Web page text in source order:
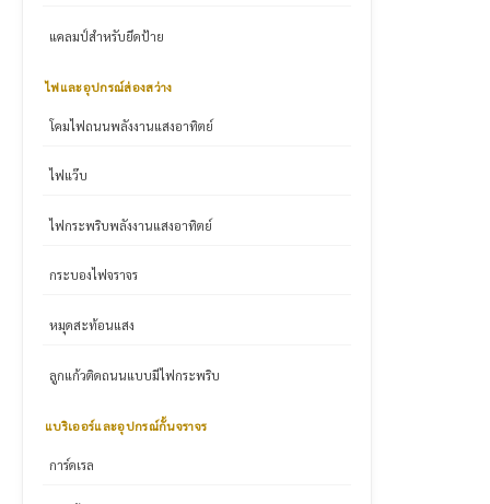
แคลมป์สำหรับยึดป้าย
ไฟและอุปกรณ์ส่องสว่าง
โคมไฟถนนพลังงานแสงอาทิตย์
ไฟแว๊บ
ไฟกระพริบพลังงานแสงอาทิตย์
กระบองไฟจราจร
หมุดสะท้อนแสง
ลูกแก้วติดถนนแบบมีไฟกระพริบ
แบริเออร์และอุปกรณ์กั้นจราจร
การ์ดเรล